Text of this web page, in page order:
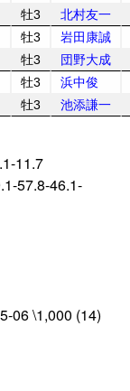
牡3
北村友一
牡3
岩田康誠
牡3
団野大成
牡3
浜中俊
牡3 池添謙一
11.7
57.8-46.1-
06 \1,000 (14)